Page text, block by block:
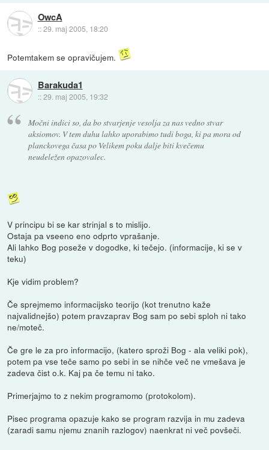
OwcA
::29. maj 2005, 18:20
Potemtakem se opravičujem.
Barakuda1
::29. maj 2005, 19:32
Močni indici so, da bo stvarjenje vesolja za nas vedno stvar
aksiomov. V tem duhu lahko uporabimo tudi boga, ki pa mora od
planckovega časa po Velikem poku dalje biti kvečemu
neudeležen opazovalec.
V principu bi se kar strinjal s to mislijo.
Ostaja pa vseeno eno odprto vprašanje.
Ali lahko Bog poseže v dogodke, ki tečejo. (informacije, ki se v
teku)
Kje vidim problem?
Če sprejmemo informacijsko teorijo (kot trenutno kaže
najvalidnejšo) potem pravzaprav Bog sam po sebi sploh ni tako
ne/moteč.
Če gre le za pro informacijo, (katero sproži Bog - ala veliki pok),
potem pa vse teče samo po sebi in se nihče več ne vmešava je
zadeva čist o.k. Kaj pa če temu ni tako.
Primerjajmo to z nekim programomo (protokolom).
Pisec programa opazuje kako se program razvija in mu zadeva
(zaradi samu njemu znanih razlogov) naenkrat ni več povšeči.